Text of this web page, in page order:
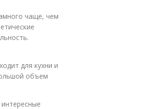
чаще, чем
для кухни и
объем